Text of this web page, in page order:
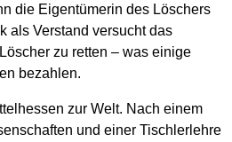
die Eigentümerin des Löschers
als Verstand versucht das
zu retten – was einige
bezahlen.
zur Welt. Nach einem
und einer Tischlerlehre